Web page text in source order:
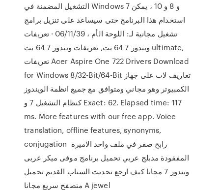
التشغيل المضمنة في Windows 7 و 8 و 10 ، يمكن
استخدام هذا البرنامج حتى سيساعد على تنزيل برامج
تشغيل مجانية لـ: اللوحة الأم ، 06/11/39 · تعريفات
ويندوز 7 64 بت, تعريفات ويندوز 7 64 بت ultimate,
تعريفات Acer Aspire One 722 Drivers Download
for Windows 8/32-Bit/64-Bit تعاريف لاب على جهاز
الكمبيوتر وهو مجاني ومتوافق مع جميع انظمة الويندوز
كنظام التشغيل 7 و Exact: 62. Elapsed time: 117
ms. More features with our free app. Voice
translation, offline features, synonyms,
conjugation رابح صقر في ملف واحد الاميرة
المفقودة مدبلج عربي تحميل برنامج موفى ميكر عربى
ويندوز 7 مجانا كيف ارجع تحديث السناب القديم تحميل
متصفح سريع مجانا A jewel